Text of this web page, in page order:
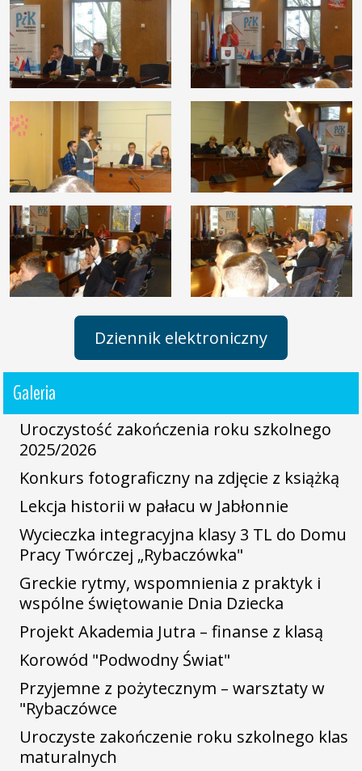
Dziennik elektroniczny
Galeria
Uroczystość zakończenia roku szkolnego
2025/2026
Konkurs fotograficzny na zdjęcie z książką
Lekcja historii w pałacu w Jabłonnie
Wycieczka integracyjna klasy 3 TL do Domu
Pracy Twórczej „Rybaczówka"
Greckie rytmy, wspomnienia z praktyk i
wspólne świętowanie Dnia Dziecka
Projekt Akademia Jutra – finanse z klasą
Korowód "Podwodny Świat"
Przyjemne z pożytecznym – warsztaty w
"Rybaczówce
Uroczyste zakończenie roku szkolnego klas
maturalnych